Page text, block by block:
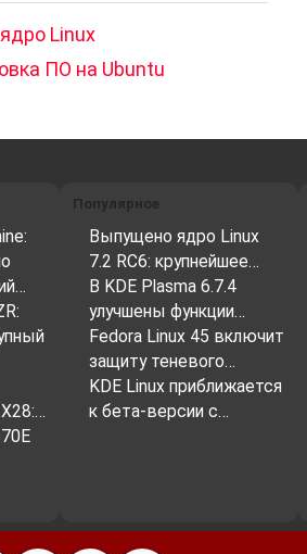
ядро Linux
ПО на Ubuntu
Популярное
Выпущено ядро Linux
7.2 RC6: крупнейшее…
В KDE Plasma 6.7.4
улучшены функции…
Fedora Linux 45 включит
защиту теневого…
KDE Linux приближается
к бета-версии с…